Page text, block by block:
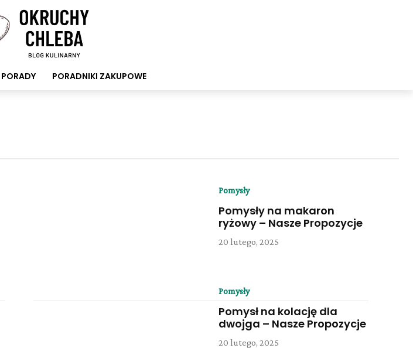
PORADY PORADNIKI ZAKUPOWE
Pomysły
Pomysły na makaron
ryżowy – Nasze Propozycje
20 lutego, 2025
Pomysły
Pomysł na kolację dla
dwojga – Nasze Propozycje
20 lutego, 2025